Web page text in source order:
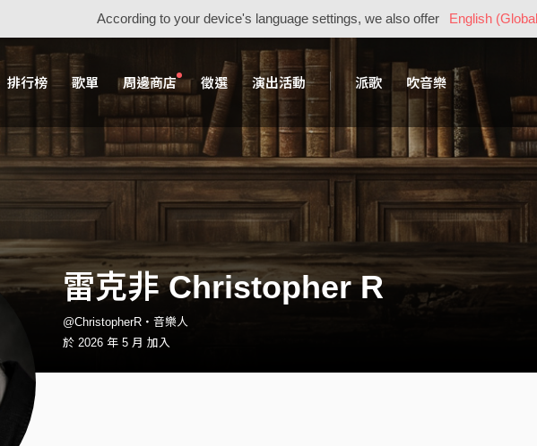
According to your device's language settings, we also offer English
排行榜 歌單 周邊商店 徵選 演出活動 派歌 吹音樂
雷克非 Christopher R
@ChristopherR・音樂人
於 2026 年 5 月 加入